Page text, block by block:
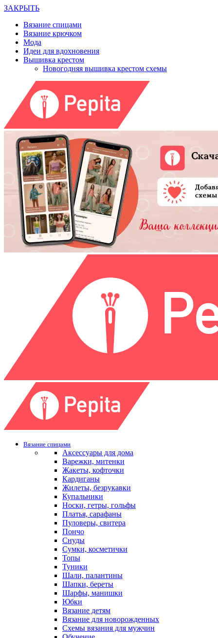
ЗАКРЫТЬ
Вязание спицами
Вязание крючком
Мода
Идеи для вдохновения
Вышивка крестом
Новогодняя вышивка крестом схемы
Вязание спицами
Аксессуары для дома
Варежки, митенки
Жакеты, кофточки
Кардиганы
Жилеты, безрукавки
Купальники
Носки, гетры, гольфы
Платья, сарафаны
Пуловеры, свитера
Пончо
Снуды
Сумки, косметички
Топы
Туники
Шали, палантины
Шапки, береты
Шарфы, манишки
Юбки
Вязание детям
Вязание для новорожденных
Схемы вязания для мужчин